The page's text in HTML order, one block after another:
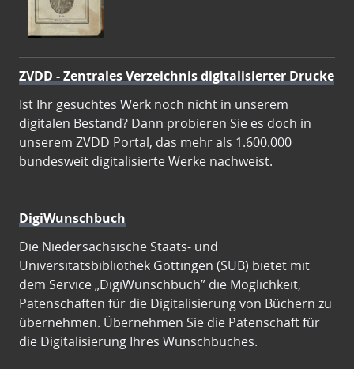
ZVDD - Zentrales Verzeichnis digitalisierter Drucke
Ist Ihr gesuchtes Werk noch nicht in unserem
digitalen Bestand? Dann probieren Sie es doch in
unserem ZVDD Portal, das mehr als 1.600.000
bundesweit digitalisierte Werke nachweist.
DigiWunschbuch
Die Niedersächsische Staats- und
Universitätsbibliothek Göttingen (SUB) bietet mit
dem Service „DigiWunschbuch” die Möglichkeit,
Patenschaften für die Digitalisierung von Büchern zu
übernehmen. Übernehmen Sie die Patenschaft für
die Digitalisierung Ihres Wunschbuches.